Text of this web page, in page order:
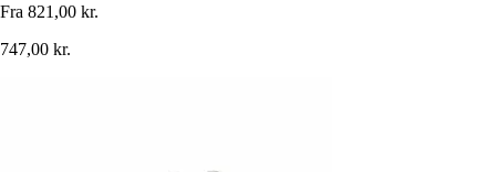
Fra 821,00 kr.
747,00 kr.